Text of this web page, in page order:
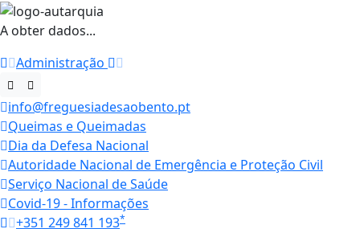
A obter dados...
Administração
info@freguesiadesaobento.pt
Queimas e Queimadas
Dia da Defesa Nacional
Autoridade Nacional de Emergência e Proteção Civil
Serviço Nacional de Saúde
Covid-19 - Informações
+351 249 841 193*